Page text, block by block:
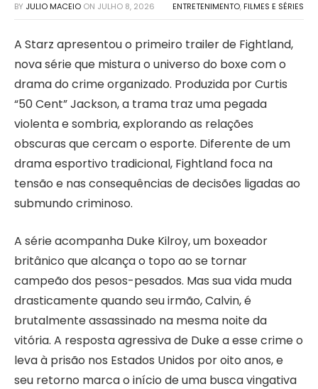
BY JULIO MACEIO ON JULHO 8, 2026 ENTRETENIMENTO, FILMES E SÉRIES
A Starz apresentou o primeiro trailer de Fightland,
nova série que mistura o universo do boxe com o
drama do crime organizado. Produzida por Curtis
“50 Cent” Jackson, a trama traz uma pegada
violenta e sombria, explorando as relações
obscuras que cercam o esporte. Diferente de um
drama esportivo tradicional, Fightland foca na
tensão e nas consequências de decisões ligadas ao
submundo criminoso.
A série acompanha Duke Kilroy, um boxeador
britânico que alcança o topo ao se tornar
campeão dos pesos-pesados. Mas sua vida muda
drasticamente quando seu irmão, Calvin, é
brutalmente assassinado na mesma noite da
vitória. A resposta agressiva de Duke a esse crime o
leva à prisão nos Estados Unidos por oito anos, e
seu retorno marca o início de uma busca vingativa